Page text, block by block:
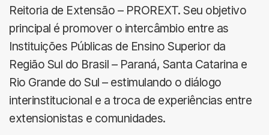
Reitoria de Extensão – PROREXT. Seu objetivo
principal é promover o intercâmbio entre as
Instituições Públicas de Ensino Superior da
Região Sul do Brasil – Paraná, Santa Catarina e
Rio Grande do Sul – estimulando o diálogo
interinstitucional e a troca de experiências entre
extensionistas e comunidades.